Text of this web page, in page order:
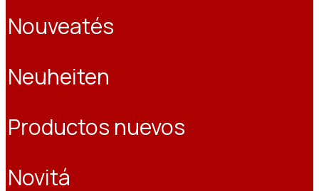
Nouveatés
Neuheiten
Productos nuevos
Novitá